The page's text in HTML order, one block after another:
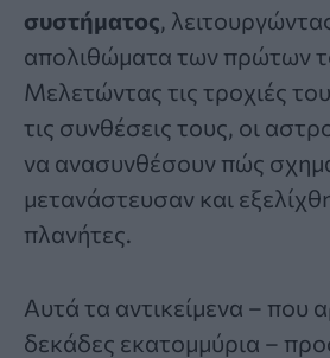
συστήματος,
απολιθώματα των πρώτων
Μελετώντας τις τροχιές
τις συνθέσεις τους, οι
να ανασυνθέσουν πώς
μετανάστευσαν και
πλανήτες.
Αυτά τα αντικείμενα – που
δεκάδες εκατομμύρια –